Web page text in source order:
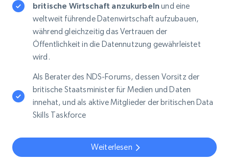
britische Wirtschaft anzukurbeln und eine
weltweit führende Datenwirtschaft aufzubauen,
während gleichzeitig das Vertrauen der
Öffentlichkeit in die Datennutzung gewährleistet
wird.
Als Berater des NDS-Forums, dessen Vorsitz der
britische Staatsminister für Medien und Daten
innehat, und als aktive Mitglieder der britischen Data
Skills Taskforce
Weiterlesen